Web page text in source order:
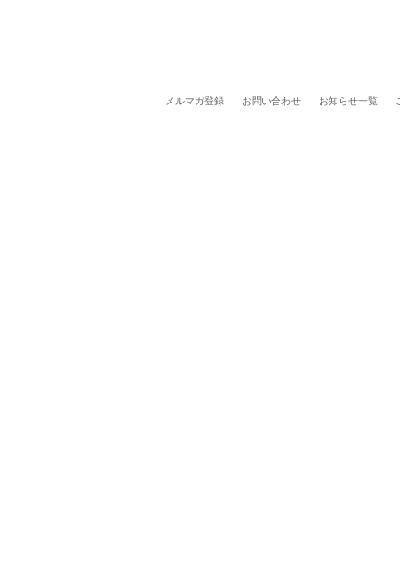
メルマガ登録 お問い合わせ お知らせ一覧